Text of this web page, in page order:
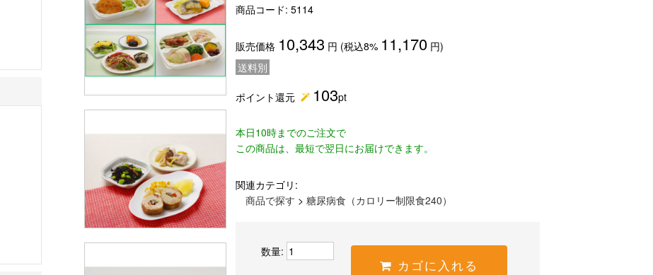
商品コード: 5114
販売価格 10,343 円 (税込8% 11,170円)
送料別
ポイント還元 103pt
本日10時までのご注文で
この商品は、最短で翌日にお届けできます。
関連カテゴリ:
商品で探す > 糖尿病食（カロリー制限食240）
数量:
カゴに入れる